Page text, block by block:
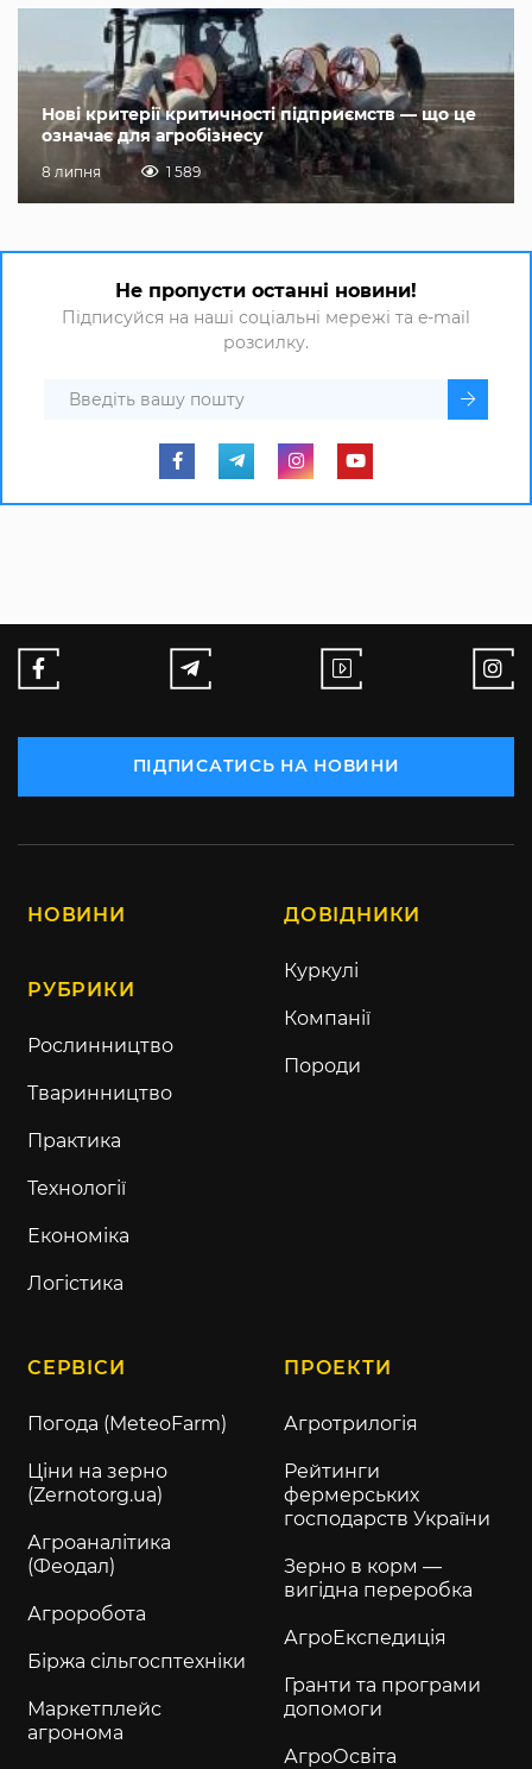
Нові критерії критичності підприємств — що це
означає для агробізнесу
8 липня 1 589
Не пропусти останні новини!
Підписуйся на наші соціальні мережі та e-mail
розсилку.
ПІДПИСАТИСЬ НА НОВИНИ
НОВИНИ
РУБРИКИ
Рослинництво
Тваринництво
Практика
Технології
Економіка
Логістика
ДОВІДНИКИ
Куркулі
Компанії
Породи
СЕРВІСИ
Погода (MeteoFarm)
Ціни на зерно
(Zernotorg.ua)
Агроаналітика
(Феодал)
Агроробота
Біржа сільгосптехніки
Маркетплейс
агронома
ПРОЕКТИ
Агротрилогія
Рейтинги
фермерських
господарств України
Зерно в корм —
вигідна переробка
АгроЕкспедиція
Гранти та програми
допомоги
АгроОсвіта